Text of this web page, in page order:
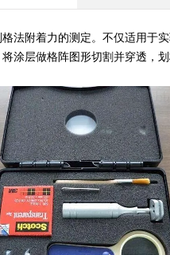
法附着力的测定。不仅适用于
涂层做格阵图形切割并穿透，